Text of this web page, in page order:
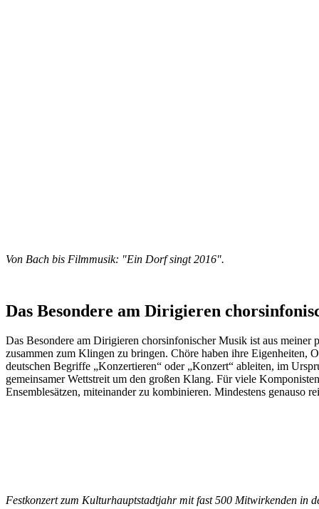
Von Bach bis Filmmusik: "Ein Dorf singt 2016".
Das Besondere am Dirigieren
Das Besondere am Dirigieren chorsinfonischer Musik ist aus
zusammen zum Klingen zu bringen. Chöre haben ihre Eigenheiten,
deutschen Begriffe „Konzertieren“ oder „Konzert“ ableiten, im
gemeinsamer Wettstreit um den großen Klang. Für viele
Ensemblesätzen, miteinander zu kombinieren. Mindestens
Festkonzert zum Kulturhauptstadtjahr mit fast 500 Mitwirkenden in